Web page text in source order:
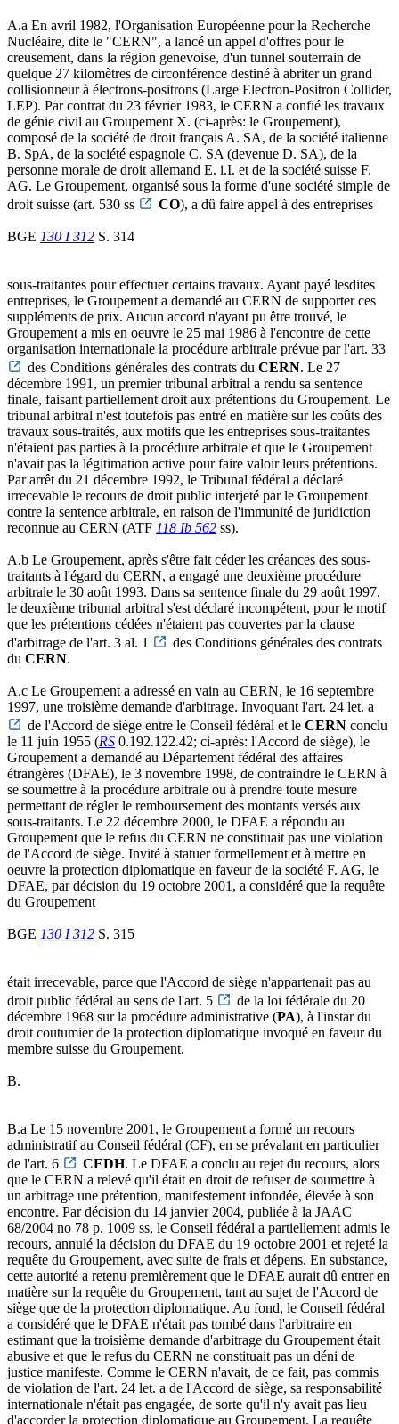
A.a En avril 1982, l'Organisation Européenne pour la Recherche
Nucléaire, dite le "CERN", a lancé un appel d'offres pour le
creusement, dans la région genevoise, d'un tunnel souterrain de
quelque 27 kilomètres de circonférence destiné à abriter un grand
collisionneur à électrons-positrons (Large Electron-Positron Collider,
LEP). Par contrat du 23 février 1983, le CERN a confié les travaux
de génie civil au Groupement X. (ci-après: le Groupement),
composé de la société de droit français A. SA, de la société italienne
B. SpA, de la société espagnole C. SA (devenue D. SA), de la
personne morale de droit allemand E. i.I. et de la société suisse F.
AG. Le Groupement, organisé sous la forme d'une société simple de
droit suisse (art. 530 ss
CO), a dû faire appel à des entreprises
BGE 130 I 312 S. 314
sous-traitantes pour effectuer certains travaux. Ayant payé lesdites
entreprises, le Groupement a demandé au CERN de supporter ces
suppléments de prix. Aucun accord n'ayant pu être trouvé, le
Groupement a mis en oeuvre le 25 mai 1986 à l'encontre de cette
organisation internationale la procédure arbitrale prévue par l'art. 33
des Conditions générales des contrats du CERN. Le 27
décembre 1991, un premier tribunal arbitral a rendu sa sentence
finale, faisant partiellement droit aux prétentions du Groupement. Le
tribunal arbitral n'est toutefois pas entré en matière sur les coûts des
travaux sous-traités, aux motifs que les entreprises sous-traitantes
n'étaient pas parties à la procédure arbitrale et que le Groupement
n'avait pas la légitimation active pour faire valoir leurs prétentions.
Par arrêt du 21 décembre 1992, le Tribunal fédéral a déclaré
irrecevable le recours de droit public interjeté par le Groupement
contre la sentence arbitrale, en raison de l'immunité de juridiction
reconnue au CERN (ATF 118 Ib 562 ss).
A.b Le Groupement, après s'être fait céder les créances des sous-
traitants à l'égard du CERN, a engagé une deuxième procédure
arbitrale le 30 août 1993. Dans sa sentence finale du 29 août 1997,
le deuxième tribunal arbitral s'est déclaré incompétent, pour le motif
que les prétentions cédées n'étaient pas couvertes par la clause
d'arbitrage de l'art. 3 al. 1
des Conditions générales des contrats
du CERN.
A.c Le Groupement a adressé en vain au CERN, le 16 septembre
1997, une troisième demande d'arbitrage. Invoquant l'art. 24 let. a
de l'Accord de siège entre le Conseil fédéral et le CERN conclu
le 11 juin 1955 (RS 0.192.122.42; ci-après: l'Accord de siège), le
Groupement a demandé au Département fédéral des affaires
étrangères (DFAE), le 3 novembre 1998, de contraindre le CERN à
se soumettre à la procédure arbitrale ou à prendre toute mesure
permettant de régler le remboursement des montants versés aux
sous-traitants. Le 22 décembre 2000, le DFAE a répondu au
Groupement que le refus du CERN ne constituait pas une violation
de l'Accord de siège. Invité à statuer formellement et à mettre en
oeuvre la protection diplomatique en faveur de la société F. AG, le
DFAE, par décision du 19 octobre 2001, a considéré que la requête
du Groupement
BGE 130 I 312 S. 315
était irrecevable, parce que l'Accord de siège n'appartenait pas au
droit public fédéral au sens de l'art. 5
de la loi fédérale du 20
décembre 1968 sur la procédure administrative (PA), à l'instar du
droit coutumier de la protection diplomatique invoqué en faveur du
membre suisse du Groupement.
B.
B.a Le 15 novembre 2001, le Groupement a formé un recours
administratif au Conseil fédéral (CF), en se prévalant en particulier
de l'art. 6
CEDH. Le DFAE a conclu au rejet du recours, alors
que le CERN a relevé qu'il était en droit de refuser de soumettre à
un arbitrage une prétention, manifestement infondée, élevée à son
encontre. Par décision du 14 janvier 2004, publiée à la JAAC
68/2004 no 78 p. 1009 ss, le Conseil fédéral a partiellement admis le
recours, annulé la décision du DFAE du 19 octobre 2001 et rejeté la
requête du Groupement, avec suite de frais et dépens. En substance,
cette autorité a retenu premièrement que le DFAE aurait dû entrer en
matière sur la requête du Groupement, tant au sujet de l'Accord de
siège que de la protection diplomatique. Au fond, le Conseil fédéral
a considéré que le DFAE n'était pas tombé dans l'arbitraire en
estimant que la troisième demande d'arbitrage du Groupement était
abusive et que le refus du CERN ne constituait pas un déni de
justice manifeste. Comme le CERN n'avait, de ce fait, pas commis
de violation de l'art. 24 let. a de l'Accord de siège, sa responsabilité
internationale n'était pas engagée, de sorte qu'il n'y avait pas lieu
d'accorder la protection diplomatique au Groupement. La requête